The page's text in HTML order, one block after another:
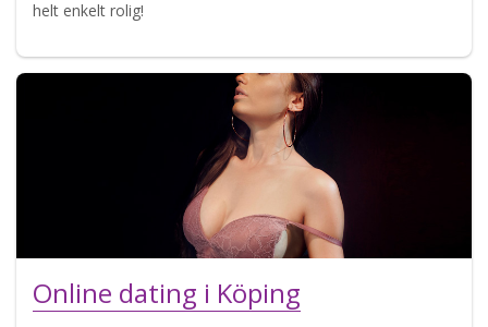
helt enkelt rolig!
Online dating i Köping